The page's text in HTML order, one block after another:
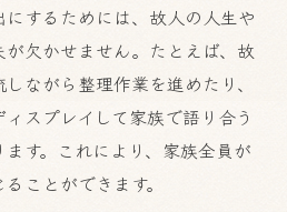
遺品整理で伝える工夫
心がけたい言葉選び
継ぐべき大切な価値観
理で心を整えるには
出を残すための工夫例
するためには、故人の人生や
欠かせません。たとえば、故
ながら整理作業を進めたり、
スプレイして家族で語り合う
す。これにより、家族全員が
ことができます。